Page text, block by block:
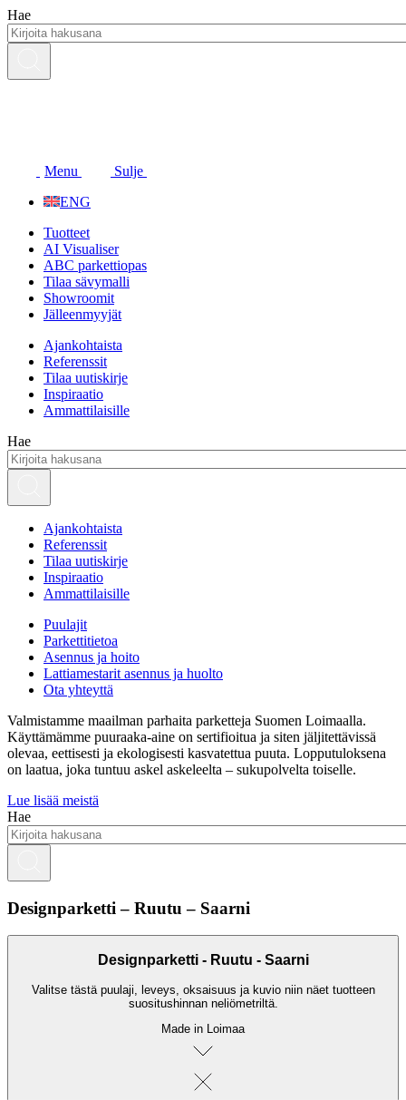
Siirry
sisältöön
Hae
Menu
Sulje
ENG
Tuotteet
AI Visualiser
ABC parkettiopas
Tilaa sävymalli
Showroomit
Jälleenmyyjät
Ajankohtaista
Referenssit
Tilaa uutiskirje
Inspiraatio
Ammattilaisille
Hae
Ajankohtaista
Referenssit
Tilaa uutiskirje
Inspiraatio
Ammattilaisille
Puulajit
Parkettitietoa
Asennus ja hoito
Lattiamestarit asennus ja huolto
Ota yhteyttä
Valmistamme maailman parhaita parketteja Suomen Loimaalla.
Käyttämämme puuraaka-aine on sertifioitua ja siten jäljitettävissä
olevaa, eettisesti ja ekologisesti kasvatettua puuta. Lopputuloksena
on laatua, joka tuntuu askel askeleelta – sukupolvelta toiselle.
Lue lisää meistä
Hae
Designparketti – Ruutu – Saarni
Designparketti - Ruutu - Saarni
Valitse tästä puulaji, leveys, oksaisuus ja kuvio niin näet tuotteen
suositushinnan neliömetriltä.
Made in Loimaa